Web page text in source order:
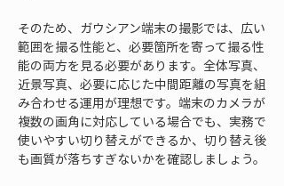
そのため、ガウシアン端末の撮影では、広い
範囲を撮る性能と、必要箇所を寄って撮る性
能の両方を見る必要があります。全体写真、
近景写真、必要に応じた中間距離の写真を組
み合わせる運用が理想です。端末のカメラが
複数の画角に対応している場合でも、実務で
使いやすい切り替えができるか、切り替え後
も画質が落ちすぎないかを確認しましょう。